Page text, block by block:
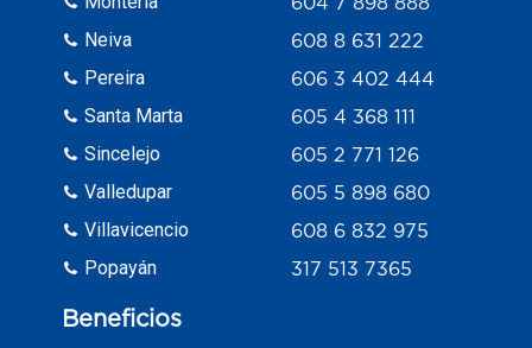
Neiva
Pereira
Santa Marta
Sincelejo
Valledupar
Villavicencio
Popayán
608 8 631 222
606 3 402 444
605 4 368 111
605 2 771 126
605 5 898 680
608 6 832 975
317 513 7365
Beneficios